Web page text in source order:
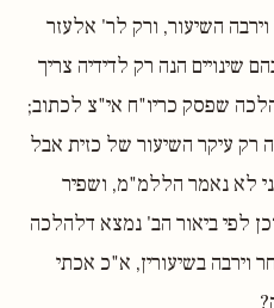
השיעור, ורק לר' אלעזר
שינויים הנה רק לדידיה צריך
שפסק כריו"ח אי"צ לכתוב;
רק עיקר השיעור של כזית אבל
לא נאמר הללמ"מ, ושפיר
לפי ביאור הב' נמצא דלהלכה
וירבה בשיעורין, א"כ אכתי